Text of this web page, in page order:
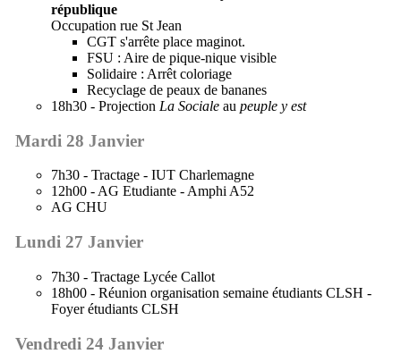
Vendredi 24 Janvier
Lundi 27 Janvier
7h30 - Tractage Lycée Callot
18h00 - Réunion organisation semaine étudiants CLSH -
Foyer étudiants CLSH
Mardi 28 Janvier
7h30 - Tractage - IUT Charlemagne
12h00 - AG Etudiante - Amphi A52
AG CHU
république
Occupation rue St Jean
CGT s'arrête place maginot.
FSU : Aire de pique-nique visible
Solidaire : Arrêt coloriage
Recyclage de peaux de bananes
18h30 - Projection La Socialeau peuple y est